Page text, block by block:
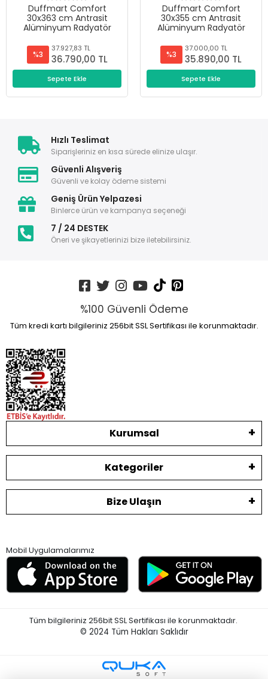
Duffmart Comfort
30x363 cm Antrasit
Alüminyum Radyatör
%3
37.927,83 TL
36.790,00 TL
Sepete Ekle
Duffmart Comfort
30x355 cm Antrasit
Alüminyum Radyatör
%3
37.000,00 TL
35.890,00 TL
Sepete Ekle
Hızlı Teslimat
Siparişleriniz en kısa sürede elinize ulaşır.
Güvenli Alışveriş
Güvenli ve kolay ödeme sistemi
Geniş Ürün Yelpazesi
Binlerce ürün ve kampanya seçeneği
7 / 24 DESTEK
Öneri ve şikayetlerinizi bize iletebilirsiniz.
%100 Güvenli Ödeme
Tüm kredi kartı bilgileriniz 256bit SSL Sertifikası ile korunmaktadır.
Kurumsal
Kategoriler
Bize Ulaşın
Mobil Uygulamalarımız
Tüm bilgileriniz 256bit SSL Sertifikası ile korunmaktadır.
© 2024 Tüm Hakları Saklıdır